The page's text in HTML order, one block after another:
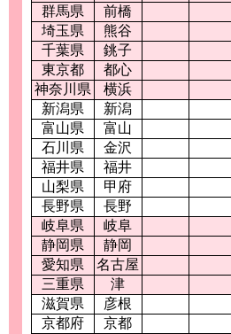
群馬県
前橋
埼玉県
熊谷
千葉県
銚子
東京都
都心
神奈川県
横浜
新潟県
新潟
富山県
富山
石川県
金沢
福井県
福井
山梨県
甲府
長野県
長野
岐阜県
岐阜
静岡県
静岡
愛知県
名古屋
三重県
津
滋賀県
彦根
京都府
京都